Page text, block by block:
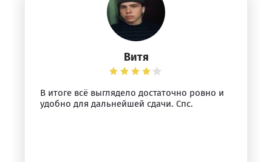
Витя
В итоге всё выглядело достаточно ровно и
удобно для дальнейшей сдачи. Спс.